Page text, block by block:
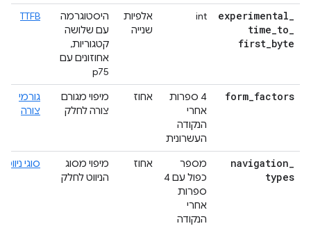
experimental_
time_to_
first_byte
int
אלפיות
שנייה
היסטוגרמה
עם שלושה
קטגוריות,
אחוזונים עם
p75
TTFB
form_factors
4 ספרות
אחרי
הנקודה
העשרונית
אחוז
מיפוי מגורם
צורה לחלק
גורמי
צורה
navigation_
types
מספר
כפול עם 4
ספרות
אחרי
הנקודה
אחוז
מיפוי מסוג
הניווט לחלק
סוגי ניווט